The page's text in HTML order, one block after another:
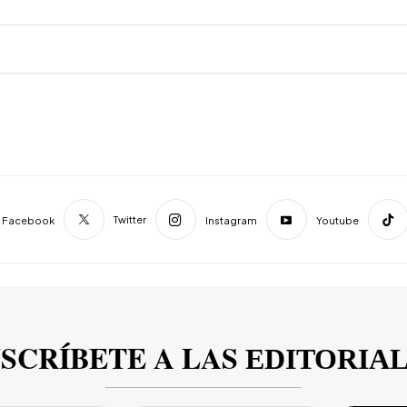
Facebook Twitter Instagram Youtube
A LAS